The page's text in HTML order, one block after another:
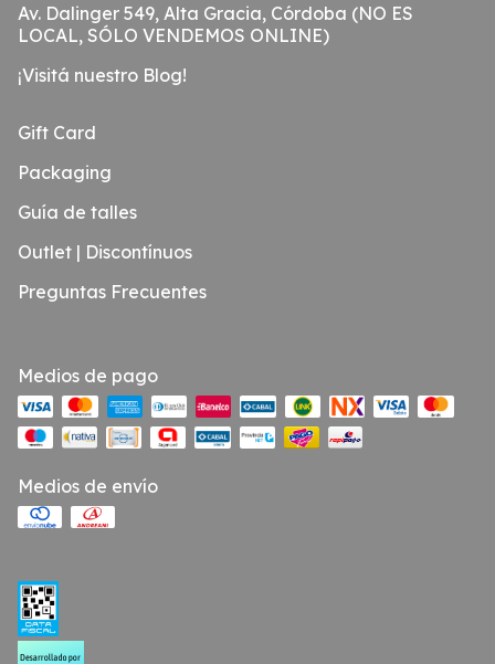
Av. Dalinger 549, Alta Gracia, Córdoba (NO ES
LOCAL, SÓLO VENDEMOS ONLINE)
¡Visitá nuestro Blog!
Gift Card
Packaging
Guía de talles
Outlet | Discontínuos
Preguntas Frecuentes
Medios de pago
Medios de envío